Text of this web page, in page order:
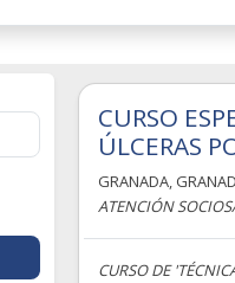
CURSO
ÚLCERAS
GRANADA,
ATENCIÓN
CURSO DE